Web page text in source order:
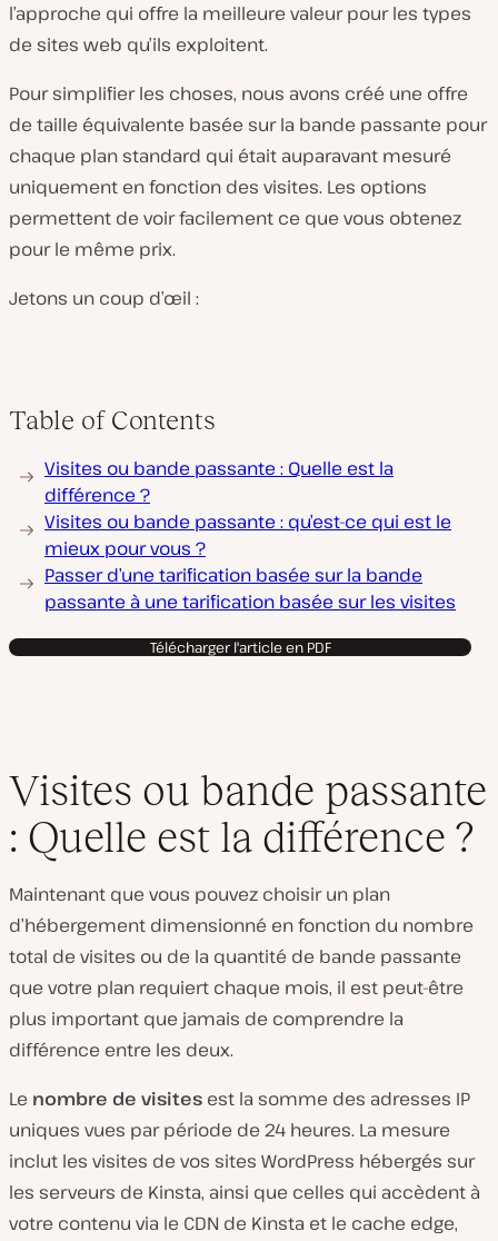
l’approche qui offre la meilleure valeur pour les types
de sites web qu’ils exploitent.
Pour simplifier les choses, nous avons créé une offre
de taille équivalente basée sur la bande passante pour
chaque plan standard qui était auparavant mesuré
uniquement en fonction des visites. Les options
permettent de voir facilement ce que vous obtenez
pour le même prix.
Jetons un coup d’œil :
Table of Contents
Visites ou bande passante : Quelle est la
différence ?
Visites ou bande passante : qu’est-ce qui est le
mieux pour vous ?
Passer d’une tarification basée sur la bande
passante à une tarification basée sur les visites
Télécharger l'article en PDF
Visites ou bande passante
: Quelle est la différence ?
Maintenant que vous pouvez choisir un plan
d’hébergement dimensionné en fonction du nombre
total de visites ou de la quantité de bande passante
que votre plan requiert chaque mois, il est peut-être
plus important que jamais de comprendre la
différence entre les deux.
Le nombre de visites est la somme des adresses IP
uniques vues par période de 24 heures. La mesure
inclut les visites de vos sites WordPress hébergés sur
les serveurs de Kinsta, ainsi que celles qui accèdent à
votre contenu via le CDN de Kinsta et le cache edge,